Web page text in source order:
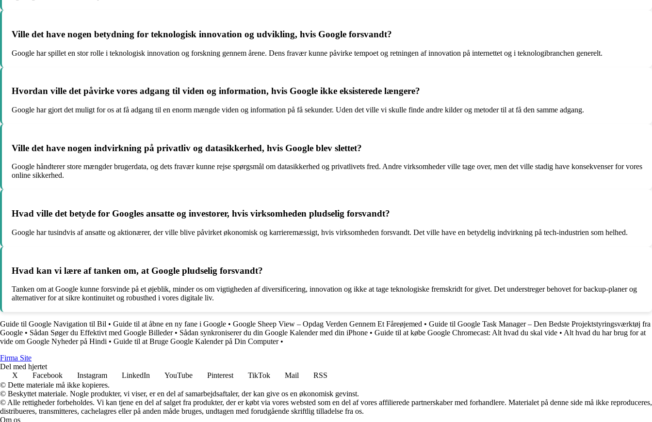
Ville det have nogen betydning for teknologisk innovation og udvikling, hvis Google forsvandt?
Google har spillet en stor rolle i teknologisk innovation og forskning gennem årene. Dens fravær kunne påvirke tempoet og retningen af innovation på internettet og i teknologibranchen generelt.
Hvordan ville det påvirke vores adgang til viden og information, hvis Google ikke eksisterede længere?
Google har gjort det muligt for os at få adgang til en enorm mængde viden og information på få sekunder. Uden det ville vi skulle finde andre kilder og metoder til at få den samme adgang.
Ville det have nogen indvirkning på privatliv og datasikkerhed, hvis Google blev slettet?
Google håndterer store mængder brugerdata, og dets fravær kunne rejse spørgsmål om datasikkerhed og privatlivets fred. Andre virksomheder ville tage over, men det ville stadig have konsekvenser for vores
online sikkerhed.
Hvad ville det betyde for Googles ansatte og investorer, hvis virksomheden pludselig forsvandt?
Google har tusindvis af ansatte og aktionærer, der ville blive påvirket økonomisk og karrieremæssigt, hvis virksomheden forsvandt. Det ville have en betydelig indvirkning på tech-industrien som helhed.
Hvad kan vi lære af tanken om, at Google pludselig forsvandt?
Tanken om at Google kunne forsvinde på et øjeblik, minder os om vigtigheden af diversificering, innovation og ikke at tage teknologiske fremskridt for givet. Det understreger behovet for backup-planer og
alternativer for at sikre kontinuitet og robusthed i vores digitale liv.
Guide til Google Navigation til Bil • Guide til at åbne en ny fane i Google • Google Sheep View – Opdag Verden Gennem Et Fåreøjemed • Guide til Google Task Manager – Den Bedste Projektstyringsværktøj fra
Google • Sådan Søger du Effektivt med Google Billeder• Sådan synkroniserer du din Google Kalender med din iPhone • Guide til at købe Google Chromecast: Alt hvad du skal vide • Alt hvad du har brug for at
vide om Google Nyheder på Hindi • Guide til at Bruge Google Kalender på Din Computer•
Firma Site
Del med hjertet
X
Facebook Instagram LinkedIn YouTube Pinterest TikTok Mail
RSS
© Dette materiale må ikke kopieres.
© Beskyttet materiale. Nogle produkter, vi viser, er en del af samarbejdsaftaler, der kan give os en økonomisk gevinst.
© Alle rettigheder forbeholdes. Vi kan tjene en del af salget fra produkter, der er købt via vores websted som en del af vores affilierede partnerskaber med forhandlere. Materialet på denne side må ikke reproduceres,
distribueres, transmitteres, cachelagres eller på anden måde bruges, undtagen med forudgående skriftlig tilladelse fra os.
Om os